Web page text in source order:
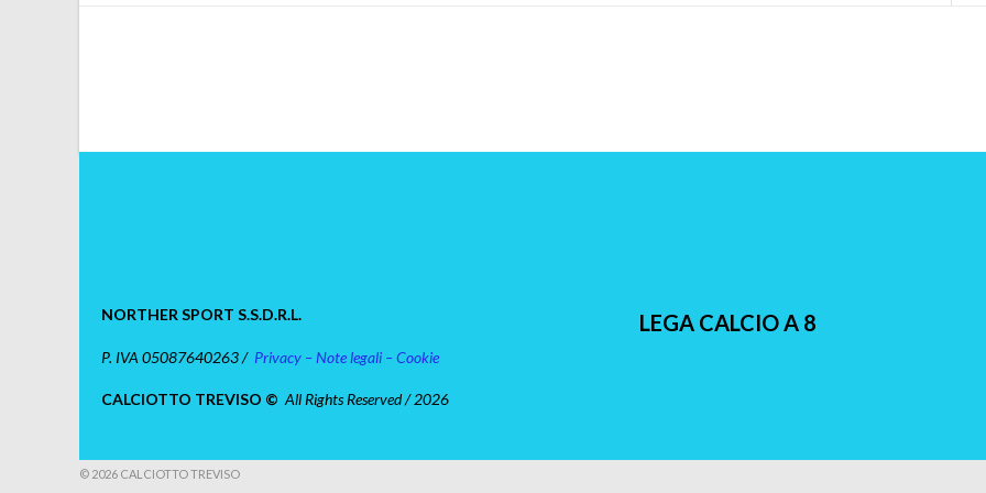
NORTHER SPORT S.S.D.R.L.
P. IVA 05087640263 / Privacy – Note legali – Cookie
CALCIOTTO TREVISO © All Rights Reserved / 2026
LEGA CALCIO A 8
© 2026 CALCIOTTO TREVISO